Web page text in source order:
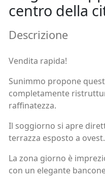
centro della
Descrizione
Vendita rapida!
Sunimmo propone
completamente
raffinatezza.
Il soggiorno si apre
terrazza esposto a ovest.
La zona giorno è
con un elegante